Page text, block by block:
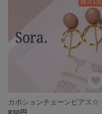
カボションチェーンピアス☆
830円